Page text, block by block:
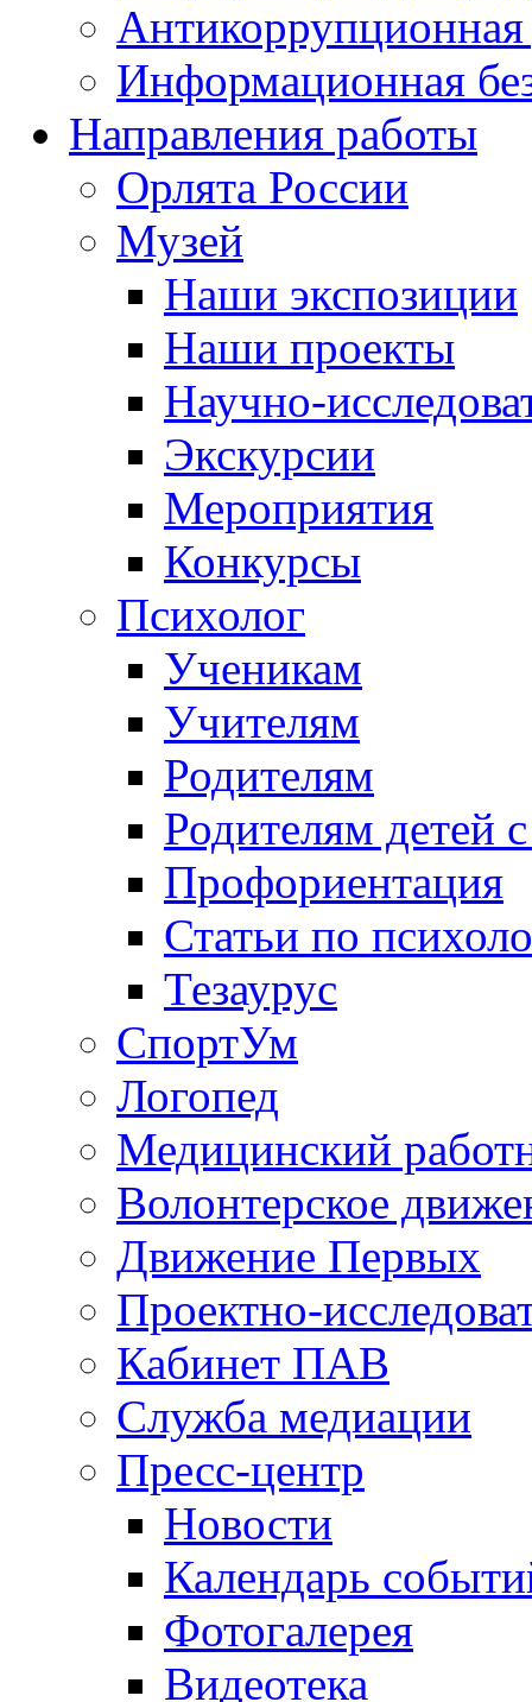
Антикоррупционная
Информационная
Направления работы
Орлята России
Музей
Наши экспозиции
Наши проекты
Научно-
Экскурсии
Мероприятия
Конкурсы
Психолог
Ученикам
Учителям
Родителям
Родителям детей
Профориентация
Статьи по
Тезаурус
СпортУм
Логопед
Медицинский
Волонтерское
Движение Первых
Проектно-
Кабинет ПАВ
Служба медиации
Пресс-центр
Новости
Календарь
Фотогалерея
Видеотека